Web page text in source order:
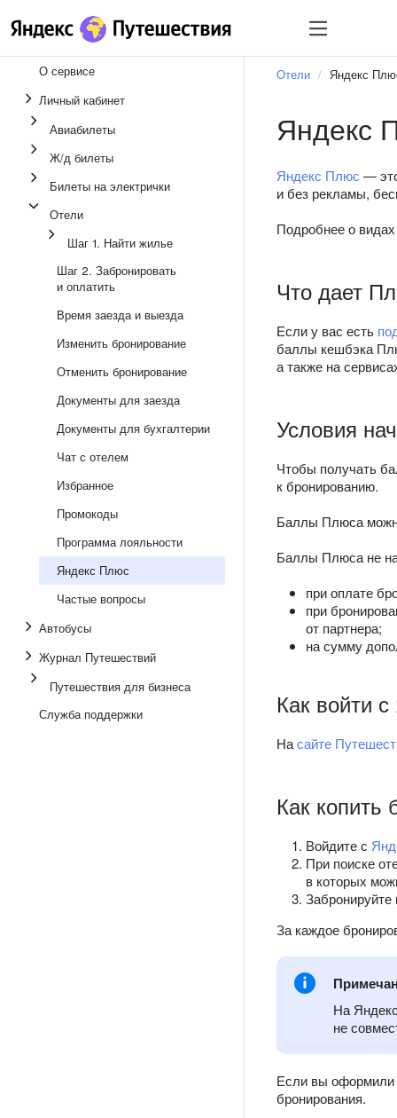
О сервисе
Личный кабинет
Авиабилеты
Ж/д билеты
Билеты на электрички
Отели
Шаг 1. Найти жилье
Шаг 2. Забронировать
и оплатить
Время заезда и выезда
Изменить бронирование
Отменить бронирование
Документы для заезда
Документы для бухгалтерии
Чат с отелем
Избранное
Промокоды
Программа лояльности
Яндекс Плюс
Частые вопросы
Автобусы
Журнал Путешествий
Путешествия для бизнеса
Служба поддержки
Отели Яндекс
Яндекс
Яндекс Плюс —
и без рекламы,
Подробнее о
Что дает
Если у вас есть
баллы кешбэка
а также на
Условия
Чтобы получать
к бронированию.
Баллы Плюса
Баллы Плюса не
при оплате
при
от партнера;
на сумму
Как войти
Насайте
Как копить
Войдите с
При поиске
в которых
За каждое
На
не
Если вы оформили
бронирования.